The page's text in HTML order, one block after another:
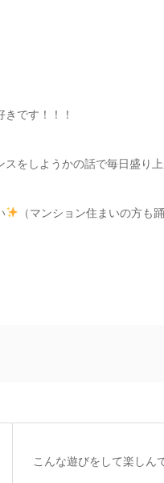
です！！！
をしようかの話で毎日盛り
（マンション住まいの方も
こんな遊びをして楽しん